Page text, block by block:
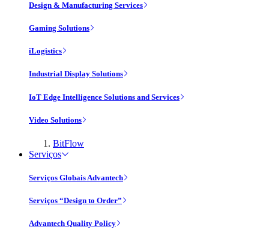
Design & Manufacturing Services
Gaming Solutions
iLogistics
Industrial Display Solutions
IoT Edge Intelligence Solutions and Services
Video Solutions
BitFlow
Serviços
Serviços Globais Advantech
Serviços “Design to Order”
Advantech Quality Policy